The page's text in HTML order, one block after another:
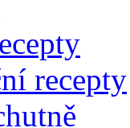
recepty